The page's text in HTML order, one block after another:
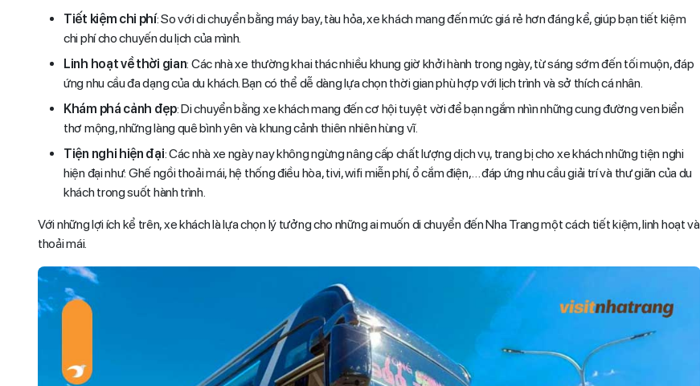
Tiết kiệm chi phí: So với di chuyển bằng máy bay, tàu hỏa, xe khách mang đến mức giá rẻ hơn đáng kể, giúp bạn tiết kiệm
chi phí cho chuyến du lịch của mình.
Linh hoạt về thời gian: Các nhà xe thường khai thác nhiều khung giờ khởi hành trong ngày, từ sáng sớm đến tối muộn, đáp
ứng nhu cầu đa dạng của du khách. Bạn có thể dễ dàng lựa chọn thời gian phù hợp với lịch trình và sở thích cá nhân.
Khám phá cảnh đẹp: Di chuyển bằng xe khách mang đến cơ hội tuyệt vời để bạn ngắm nhìn những cung đường ven biển
thơ mộng, những làng quê bình yên và khung cảnh thiên nhiên hùng vĩ.
Tiện nghi hiện đại: Các nhà xe ngày nay không ngừng nâng cấp chất lượng dịch vụ, trang bị cho xe khách những tiện nghi
hiện đại như: Ghế ngồi thoải mái, hệ thống điều hòa, tivi, wifi miễn phí, ổ cắm điện,… đáp ứng nhu cầu giải trí và thư giãn của du
khách trong suốt hành trình.
Với những lợi ích kể trên, xe khách là lựa chọn lý tưởng cho những ai muốn di chuyển đến Nha Trang một cách tiết kiệm, linh hoạt và
thoải mái.